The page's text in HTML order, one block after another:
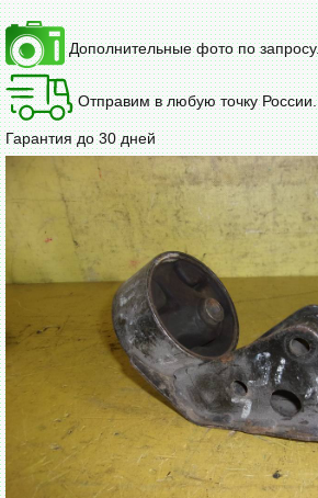
Дополнительные фото по запросу.
Отправим в любую точку России.
Гарантия до 30 дней